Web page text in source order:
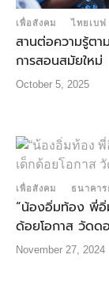
เพื่อสังคม ไทยเบฟ
สานต่อความรู้ตา
การสอนสมัยใหม่
October 5, 2025
เพื่อสังคม ธนาคาร
“น้องอิ่มท้อง พี่อิ่
ด้อยโอกาส วัดด
November 27, 2024